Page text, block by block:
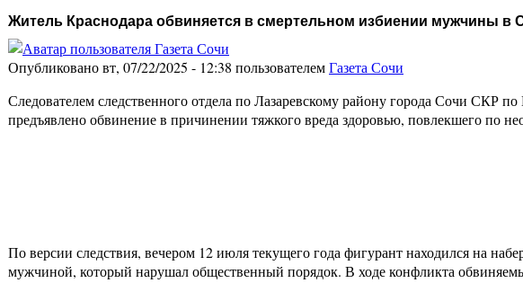
Житель Краснодара обвиняется в смертельном избиении мужчины в
Опубликовано вт, 07/22/2025 - 12:38 пользователемГазета Сочи
Следователем следственного отдела по Лазаревскому району города Сочи СКР
предъявлено обвинение в причинении тяжкого вреда здоровью, повлекшего по
По версии следствия, вечером 12 июля текущего года фигурант находился на
мужчиной, который нарушал общественный порядок. В ходе конфликта